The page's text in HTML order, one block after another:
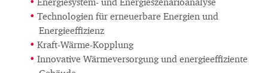
Energiesystem- und Energieszenarioanalyse
Technologien für erneuerbare Energien und
Energieeffizienz
Kraft-Wärme-Kopplung
Innovative Wärmeversorgung und energieeffiziente